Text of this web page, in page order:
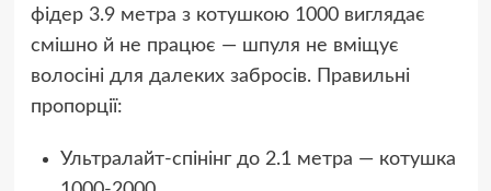
фідер 3.9 метра з котушкою 1000 виглядає
смішно й не працює — шпуля не вміщує
волосіні для далеких забросів. Правильні
пропорції:
Ультралайт-спінінг до 2.1 метра — котушка